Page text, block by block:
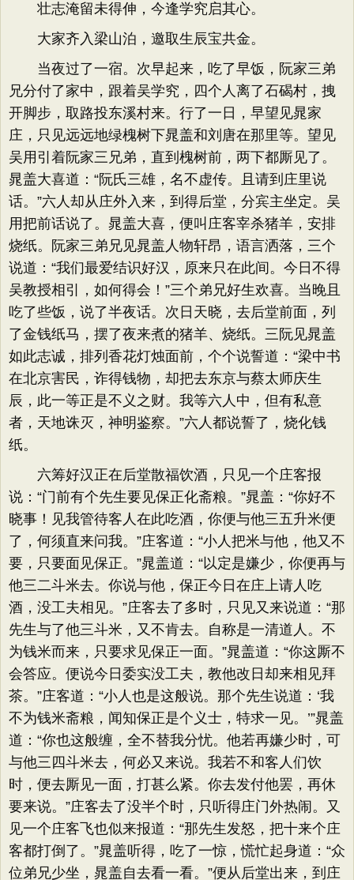
壮志淹留未得伸，今逢学究启其心。
大家齐入梁山泊，邀取生辰宝共金。
当夜过了一宿。次早起来，吃了早饭，阮家三弟
兄分付了家中，跟着吴学究，四个人离了石碣村，拽
开脚步，取路投东溪村来。行了一日，早望见晁家
庄，只见远远地绿槐树下晁盖和刘唐在那里等。望见
吴用引着阮家三兄弟，直到槐树前，两下都厮见了。
晁盖大喜道：“阮氏三雄，名不虚传。且请到庄里说
话。”六人却从庄外入来，到得后堂，分宾主坐定。吴
用把前话说了。晁盖大喜，便叫庄客宰杀猪羊，安排
烧纸。阮家三弟兄见晁盖人物轩昂，语言洒落，三个
说道：“我们最爱结识好汉，原来只在此间。今日不得
吴教授相引，如何得会！”三个弟兄好生欢喜。当晚且
吃了些饭，说了半夜话。次日天晓，去后堂前面，列
了金钱纸马，摆了夜来煮的猪羊、烧纸。三阮见晁盖
如此志诚，排列香花灯烛面前，个个说誓道：“梁中书
在北京害民，诈得钱物，却把去东京与蔡太师庆生
辰，此一等正是不义之财。我等六人中，但有私意
者，天地诛灭，神明鉴察。”六人都说誓了，烧化钱
纸。
六筹好汉正在后堂散福饮酒，只见一个庄客报
说：“门前有个先生要见保正化斋粮。”晁盖：“你好不
晓事！见我管待客人在此吃酒，你便与他三五升米便
了，何须直来问我。”庄客道：“小人把米与他，他又不
要，只要面见保正。”晁盖道：“以定是嫌少，你便再与
他三二斗米去。你说与他，保正今日在庄上请人吃
酒，没工夫相见。”庄客去了多时，只见又来说道：“那
先生与了他三斗米，又不肯去。自称是一清道人。不
为钱米而来，只要求见保正一面。”晁盖道：“你这厮不
会答应。便说今日委实没工夫，教他改日却来相见拜
茶。”庄客道：“小人也是这般说。那个先生说道：‘我
不为钱米斋粮，闻知保正是个义士，特求一见。’”晁盖
道：“你也这般缠，全不替我分忧。他若再嫌少时，可
与他三四斗米去，何必又来说。我若不和客人们饮
时，便去厮见一面，打甚么紧。你去发付他罢，再休
要来说。”庄客去了没半个时，只听得庄门外热闹。又
见一个庄客飞也似来报道：“那先生发怒，把十来个庄
客都打倒了。”晁盖听得，吃了一惊，慌忙起身道：“众
位弟兄少坐，晁盖自去看一看。”便从后堂出来，到庄